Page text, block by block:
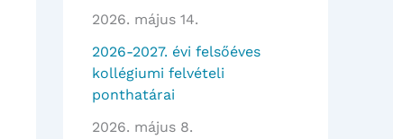
2026. május 14.
2026-2027. évi felsőéves
kollégiumi felvételi
ponthatárai
2026. május 8.